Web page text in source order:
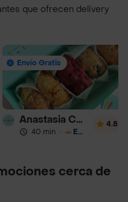
que ofrecen delivery
Envío Gratis
Anastasia Cookies
40 min · ENVÍO GRATIS
4.8
cerca de